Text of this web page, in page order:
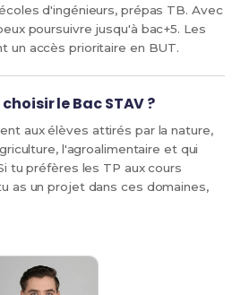
d'ingénieurs, prépas TB. Avec
poursuivre jusqu'à bac+5. Les
un accès prioritaire en BUT.
le Bac STAV ?
aux élèves attirés par la nature,
l'agroalimentaire et qui
tu préfères les TP aux cours
as un projet dans ces domaines,